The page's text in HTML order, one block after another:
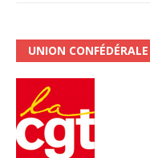
UNION